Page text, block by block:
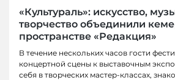
«Культураль»: искусство,
творчество объединили
пространстве «Редакция»
В течение нескольких часов гости
концертной сцены к выставочным
себя в творческих мастер-классах,